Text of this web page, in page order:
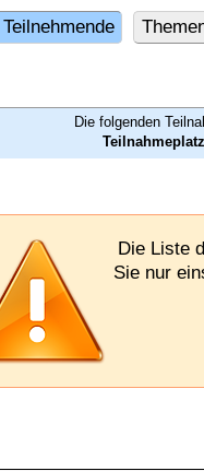
Teilnehmende
Die folgenden
Die Liste
Sie nur